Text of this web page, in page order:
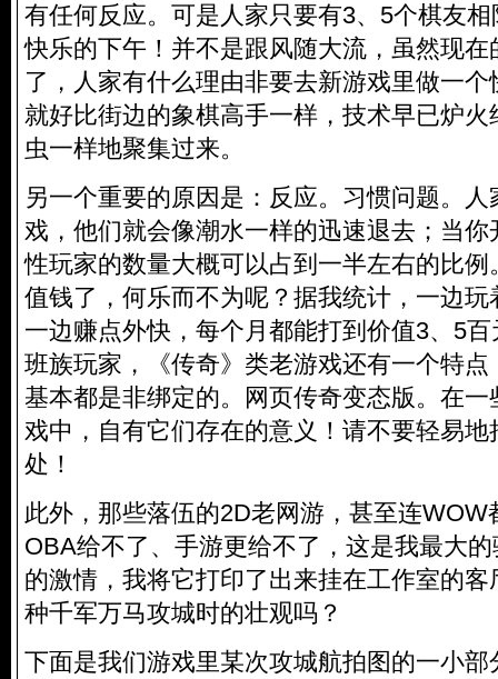
有任何反应。可是人家只要有3、5个棋友
快乐的下午！并不是跟风随大流，虽然现
了，人家有什么理由非要去新游戏里做一
就好比街边的象棋高手一样，技术早已炉
虫一样地聚集过来。
另一个重要的原因是：反应。习惯问题。
戏，他们就会像潮水一样的迅速退去；当
性玩家的数量大概可以占到一半左右的比
值钱了，何乐而不为呢？据我统计，一边
一边赚点外快，每个月都能打到价值3、5
班族玩家，《传奇》类老游戏还有一个特
基本都是非绑定的。网页传奇变态版。在
戏中，自有它们存在的意义！请不要轻易
处！
此外，那些落伍的2D老网游，甚至连WOW
OBA给不了、手游更给不了，这是我最大
的激情，我将它打印了出来挂在工作室的
种千军万马攻城时的壮观吗？
下面是我们游戏里某次攻城航拍图的一小